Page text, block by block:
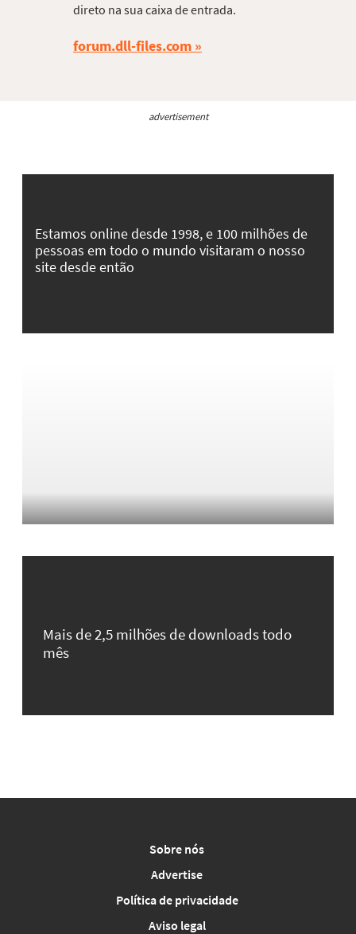
direto na sua caixa de entrada.
forum.dll-files.com
advertisement
Estamos online desde 1998, e 100 milhões de
pessoas em todo o mundo visitaram o nosso
site desde então
Mais de 2,5 milhões de downloads todo
mês
Sobre nós
Advertise
Política de privacidade
Aviso legal